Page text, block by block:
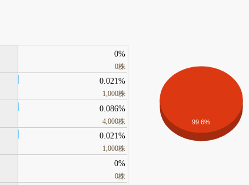
0%
0株
0.021%
1,000株
0.086%
4,000株
0.021%
1,000株
0%
0株
99.6%